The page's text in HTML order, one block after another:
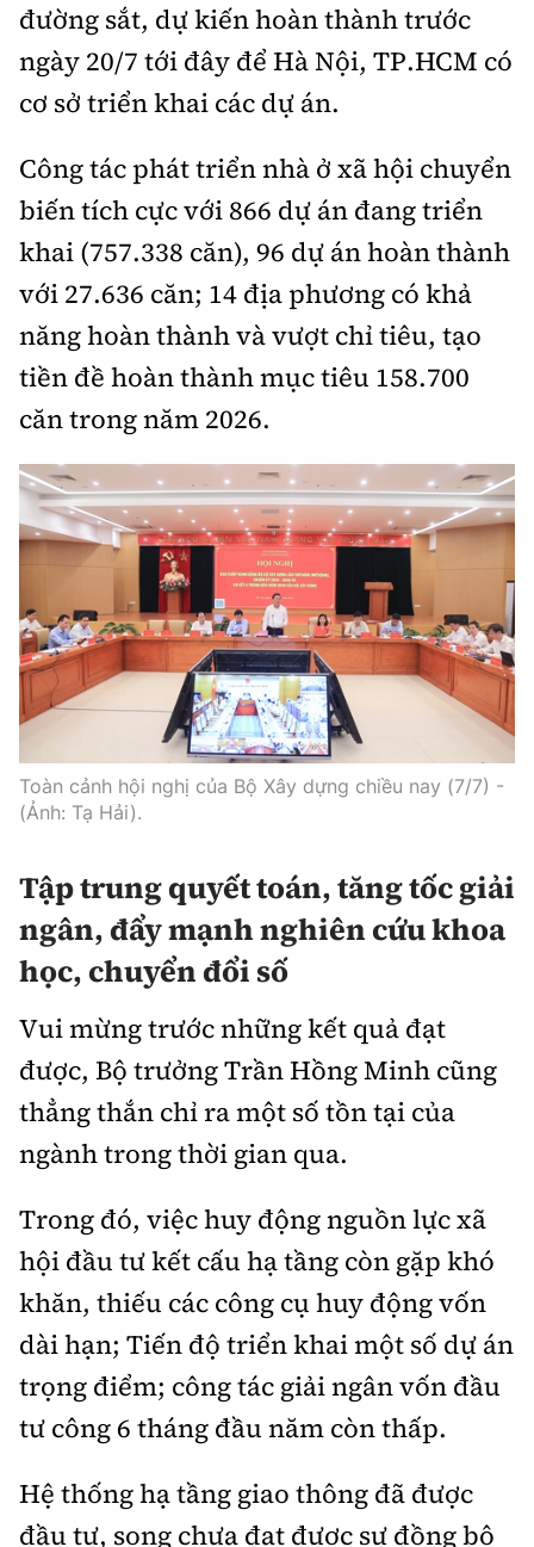
đường sắt, dự kiến hoàn thành trước
ngày 20/7 tới đây để Hà Nội, TP.HCM có
cơ sở triển khai các dự án.
Công tác phát triển nhà ở xã hội chuyển
biến tích cực với 866 dự án đang triển
khai (757.338 căn), 96 dự án hoàn thành
với 27.636 căn; 14 địa phương có khả
năng hoàn thành và vượt chỉ tiêu, tạo
tiền đề hoàn thành mục tiêu 158.700
căn trong năm 2026.
Toàn cảnh hội nghị của Bộ Xây dựng chiều nay (7/7) -
(Ảnh: Tạ Hải).
Tậptrung quyết toán, tăng tốc giải
ngân, đẩy mạnh nghiên cứu khoa
học, chuyển đổi số
Vui mừng trước những kết quả đạt
được, Bộ trưởng Trần Hồng Minh cũng
thẳng thắn chỉ ra một số tồn tại của
ngành trong thời gian qua.
Trong đó, việc huy động nguồn lực xã
hội đầu tư kết cấu hạ tầng còn gặp khó
khăn, thiếu các công cụ huy động vốn
dài hạn; Tiến độ triển khai một số dự án
trọng điểm; công tác giải ngân vốn đầu
tư công 6 tháng đầu năm còn thấp.
Hệ thống hạ tầng giao thông đã được
đầu tư, song chưa đạt được sự đồng bộ